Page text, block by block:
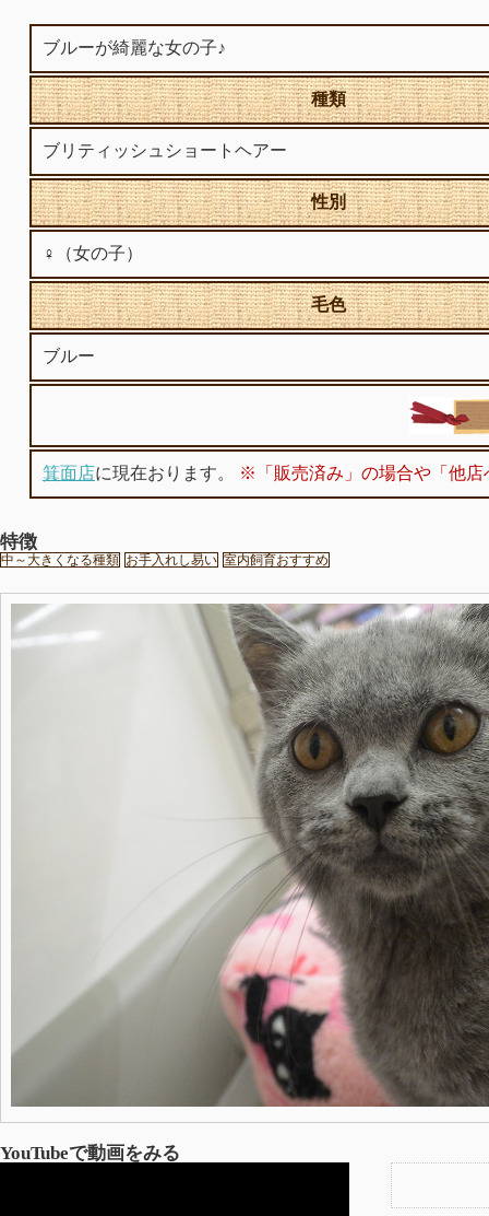
ブルーが綺麗な女の子♪
種類
ブリティッシュショートヘアー
性別
♀（女の子）
毛色
ブルー
箕面店に現在おります。 ※「販売済み」の場合や「他店
特徴
中～大きくなる種類 お手入れし易い 室内飼育おすすめ
YouTubeで動画をみる